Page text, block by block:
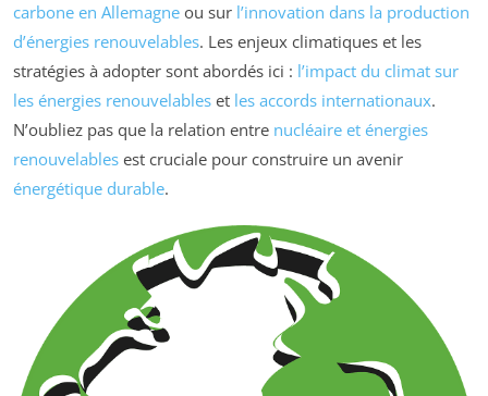
carbone en Allemagne ou sur l’innovation dans la production
d’énergies renouvelables. Les enjeux climatiques et les
stratégies à adopter sont abordés ici : l’impact du climat sur
les énergies renouvelables et les accords internationaux.
N’oubliez pas que la relation entre nucléaire et énergies
renouvelables est cruciale pour construire un avenir
énergétique durable.